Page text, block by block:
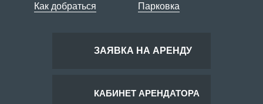
Как добраться Парковка
ЗАЯВКА НА АРЕНДУ
КАБИНЕТ АРЕНДАТОРА